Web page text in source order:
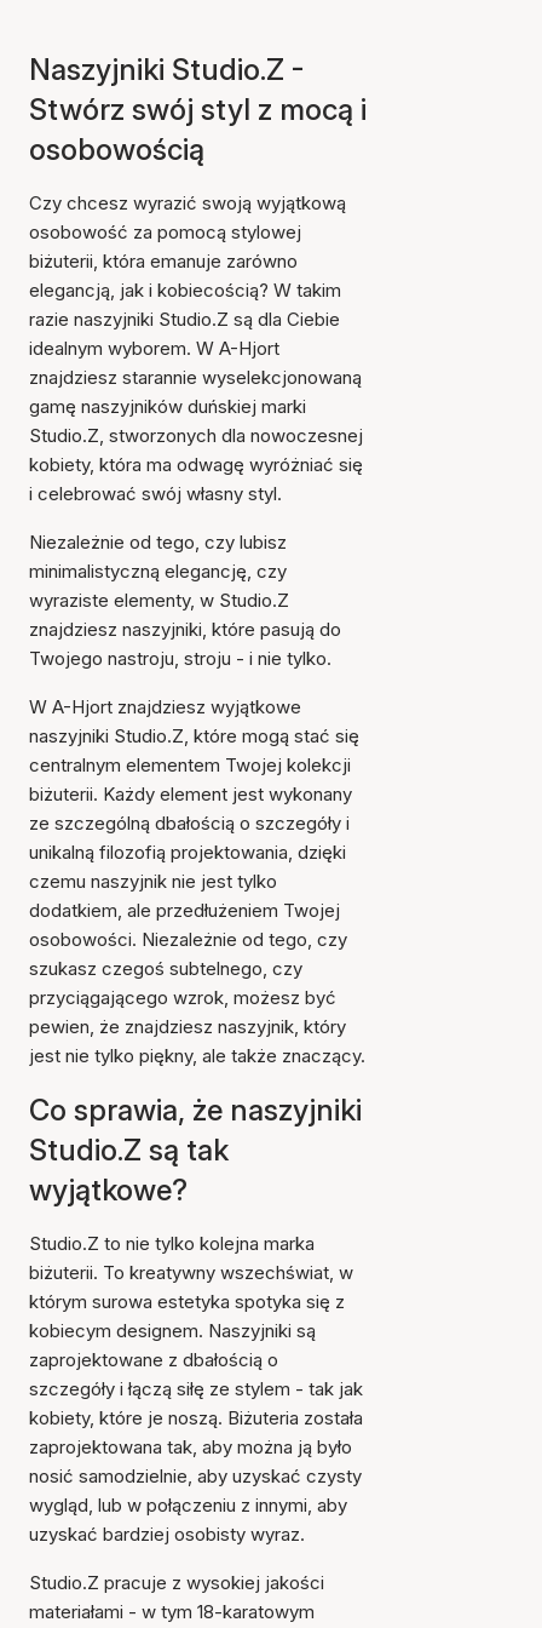
Naszyjniki Studio.Z -
Stwórz swój styl z mocą i
osobowością
Czy chcesz wyrazić swoją wyjątkową
osobowość za pomocą stylowej
biżuterii, która emanuje zarówno
elegancją, jak i kobiecością? W takim
razie naszyjniki Studio.Z są dla Ciebie
idealnym wyborem. W A-Hjort
znajdziesz starannie wyselekcjonowaną
gamę naszyjników duńskiej marki
Studio.Z, stworzonych dla nowoczesnej
kobiety, która ma odwagę wyróżniać się
i celebrować swój własny styl.
Niezależnie od tego, czy lubisz
minimalistyczną elegancję, czy
wyraziste elementy, w Studio.Z
znajdziesz naszyjniki, które pasują do
Twojego nastroju, stroju - i nie tylko.
W A-Hjort znajdziesz wyjątkowe
naszyjniki Studio.Z, które mogą stać się
centralnym elementem Twojej kolekcji
biżuterii. Każdy element jest wykonany
ze szczególną dbałością o szczegóły i
unikalną filozofią projektowania, dzięki
czemu naszyjnik nie jest tylko
dodatkiem, ale przedłużeniem Twojej
osobowości. Niezależnie od tego, czy
szukasz czegoś subtelnego, czy
przyciągającego wzrok, możesz być
pewien, że znajdziesz naszyjnik, który
jest nie tylko piękny, ale także znaczący.
Co sprawia, że naszyjniki
Studio.Z są tak
wyjątkowe?
Studio.Z to nie tylko kolejna marka
biżuterii. To kreatywny wszechświat, w
którym surowa estetyka spotyka się z
kobiecym designem. Naszyjniki są
zaprojektowane z dbałością o
szczegóły i łączą siłę ze stylem - tak jak
kobiety, które je noszą. Biżuteria została
zaprojektowana tak, aby można ją było
nosić samodzielnie, aby uzyskać czysty
wygląd, lub w połączeniu z innymi, aby
uzyskać bardziej osobisty wyraz.
Studio.Z pracuje z wysokiej jakości
materiałami - w tym 18-karatowym